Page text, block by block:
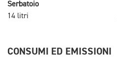
Serbatoio
14 litri
CONSUMI ED EMISSIONI